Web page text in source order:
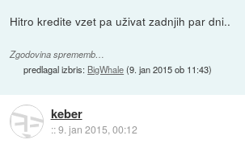
Hitro kredite vzet pa uživat zadnjih par dni..
Zgodovina sprememb…
predlagal izbris: BigWhale(9. jan 2015 ob 11:43)
keber
::9. jan 2015, 00:12